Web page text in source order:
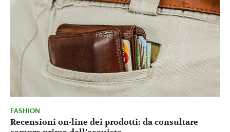
FASHION
Recensioni on-line dei prodotti: da consultare